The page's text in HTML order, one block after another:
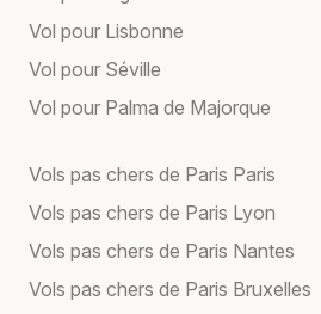
Vol pour Lisbonne
Vol pour Séville
Vol pour Palma de Majorque
Vols pas chers de Paris Paris
Vols pas chers de Paris Lyon
Vols pas chers de Paris Nantes
Vols pas chers de Paris Bruxelles